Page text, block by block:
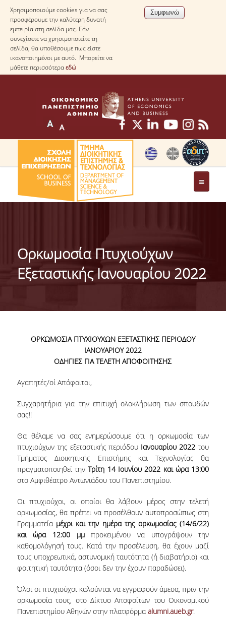
Χρησιμοποιούμε cookies για να σας
προσφέρουμε την καλύτερη δυνατή
εμπειρία στη σελίδα μας. Εάν
συνεχίσετε να χρησιμοποιείτε τη
σελίδα, θα υποθέσουμε πως είστε
ικανοποιημένοι με αυτό. Μπορείτε να
μάθετε περισσότεραεδώ
ΤΟ ΤΜΗΜΑ
ΤΑΥΤΟΤΗΤΑ ΤΟΥ ΤΜΗΜΑΤΟΣ
ΑΠΟΣΤΟΛΗ ΤΟΥ ΤΜΗΜΑΤΟΣ
ΔΙΟΙΚΗΣΗ ΤΟΥ ΤΜΗΜΑΤΟΣ
TESTIMONIALS ΔΙΑΚΡΙΣΕΩΝ
ΓΙΑ ΜΑΘΗΤΕΣ ΛΥΚΕΙΟΥ
ΠΡΟΓΡΑΜΜΑ ΥΠΟΤΡΟΦΙΩΝ
ΚΡΙΤΗΡΙΑ ΚΑΙ ΔΙΑΔΙΚΑΣΙΑ ΕΠΙΛΟΓΗΣ
ΕΡΓΑΣΤΗΡΙΑΚΗ ΥΠΟΔΟΜΗ
NEWSLETTERS
ΒΡΑΒΕΙΑ ΕΞΑΙΡΕΤΙΚΗΣ ΕΠΙΔΟΣΗΣ ΣΤΗ
ΔΙΔΑΣΚΑΛΙΑ
ΑΝΘΡΩΠΙΝΟ ΔΥΝΑΜΙΚΟ
ΠΡΟΣΩΠΙΚΟ ΤΟΥ ΤΜΗΜΑΤΟΣ
ΜΕΛΗ ΔΕΠ
ΕΠΙΤΙΜΟΙ ΔΙΔΑΚΤΟΡΕΣ
Ορκωμοσία Πτυχιούχων
Εξεταστικής Ιανουαρίου 2022
ΟΡΚΩΜΟΣΙΑ ΠΤΥΧΙΟΥΧΩΝ ΕΞΕΤΑΣΤΙΚΗΣ ΠΕΡΙΟΔΟΥ
ΙΑΝΟΥΑΡΙΟΥ 2022
ΟΔΗΓΙΕΣ ΓΙΑΤΕΛΕΤΗ ΑΠΟΦΟΙΤΗΣΗΣ
Αγαπητές/οί Απόφοιτοι,
Συγχαρητήρια για την επιτυχή ολοκλήρωση των σπουδών
σας!!
Θα θέλαμε να σας ενημερώσουμε ότι η ορκωμοσία των
πτυχιούχων της εξεταστικής περιόδου Ιανουαρίου 2022 του
Τμήματος Διοικητικής Επιστήμης και Τεχνολογίας θα
πραγματοποιηθεί τηνΤρίτη 14 Ιουνίου 2022 και ώρα 13:00
στο Αμφιθέατρο Αντωνιάδου του Πανεπιστημίου.
Οι πτυχιούχοι, οι οποίοι θα λάβουν μέρος στην τελετή
ορκωμοσίας, θα πρέπει να προσέλθουν αυτοπροσώπως στη
Γραμματεία μέχρι και την ημέρα της ορκωμοσίας (14/6/22)
και ώρα 12:00 μμπροκειμένου να υπογράψουν την
καθομολόγησή τους. Κατά την προσέλευση, θα έχουν μαζί
τους υποχρεωτικά, αστυνομική ταυτότητα (ή διαβατήριο) και
φοιτητική ταυτότητα (όσοι δεν την έχουν παραδώσει).
Όλοι οι πτυχιούχοι καλούνται να εγγραφούν άμεσα, πριν την
ορκωμοσία τους, στο Δίκτυο Αποφοίτων του Οικονομικού
Πανεπιστημίου Αθηνών στην πλατφόρμα alumni.aueb.gr.